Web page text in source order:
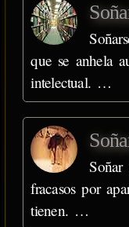
que se anhela
intelectual. …
Soñar
fracasos por
tienen. …